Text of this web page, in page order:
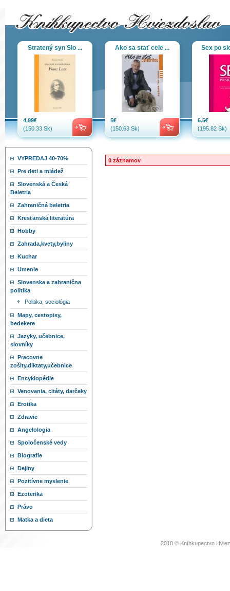
Stratený syn Slo ...
4.99€
(150.33 Sk)
Ako sa stať cele ...
5€
(150.63 Sk)
Sex po
6.5€
(195.82 Sk)
VYPREDAJ 40-70%
Pre deti a mládež
Slovenská a Česká
Beletria
Zahraničná beletria
Kresťanská literatúra
Hobby
Zahrada,kvety,byliny
Kuchar
Umenie
Slovenska a zahranična
politika
Politika, sociológia
Mapy, cestopisy,
bedekere
Jazyky, učebnice,
slovníky
Pracovne
zošity,diktaty,učebnice
Encyklopédie
Venovania, citáty, darčeky
Erotika
Zdravie
Angelologia
Spoločenské vedy
Biografie
Dejiny
Pozitívne myslenie
Ezoterika
Právo
Matka a dieta
0 záznamov
2010 © Kníhkupectvo